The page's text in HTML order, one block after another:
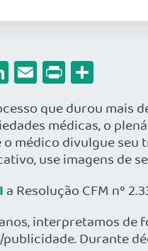
LinkedIn
Email
Print
que durou mais
médicas, o
médico divulgue seu
use imagens de
a Resolução CFM nº
interpretamos de
Durante